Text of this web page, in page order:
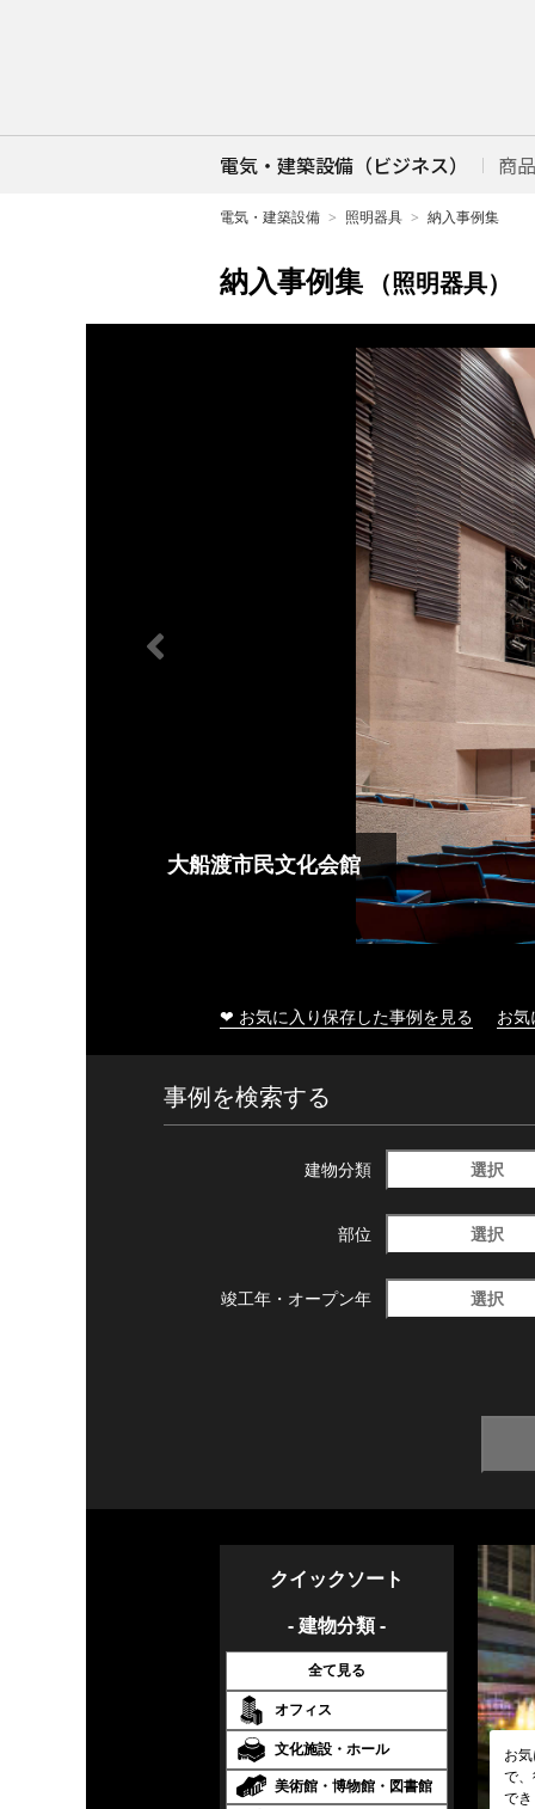
電気・建築設備（ビジネス） 商
電気・建築設備 照明器具 納入事例集
納入事例集 （照明器具）
大船渡市民文化会館
❤ お気に入り保存した事例を見る お
事例を検索する
建物分類 選択
部位 選択
竣工年・ オープン年 選択
クイックソート
- 建物分類 -
全て見る
オフィス
文化施設・ホール
美術館・博物館・図書館
お
で
で